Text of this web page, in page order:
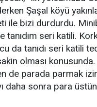
Şaşal köyü
ile bizi durdurdu.
tanıdım seri katili.
da tanıdı seri katili
olması
de parada parmak
daha sonra para